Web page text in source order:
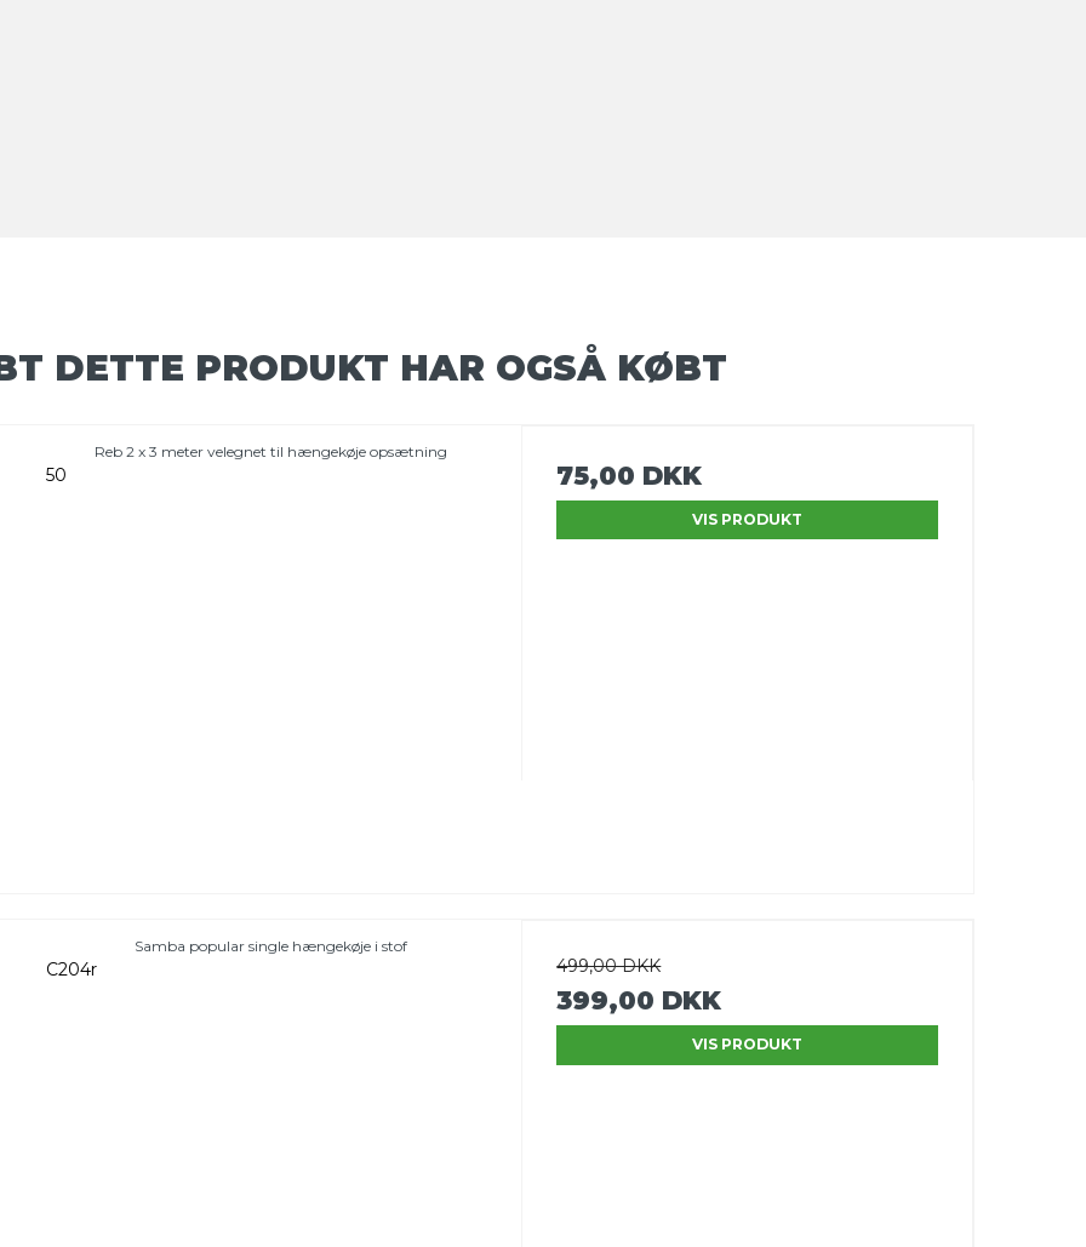
DETTE PRODUKT HAR OGSÅ KØBT
Reb 2 x 3 meter velegnet til hængekøje opsætning
50 75,00 DKK
VIS PRODUKT
Samba popular single hængekøje i stof
C204r 499,00 DKK
399,00 DKK
VIS PRODUKT